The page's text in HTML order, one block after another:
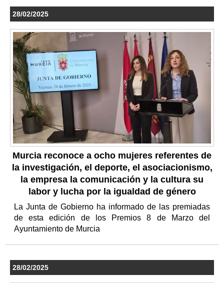
28/02/2025
Murcia reconoce a ocho mujeres referentes de
la investigación, el deporte, el asociacionismo,
la empresa la comunicación y la cultura su
labor y lucha por la igualdad de género
La Junta de Gobierno ha informado de las premiadas
de esta edición de los Premios 8 de Marzo del
Ayuntamiento de Murcia
28/02/2025